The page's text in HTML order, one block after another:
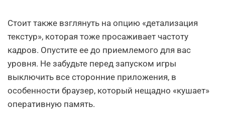
Стоит также взглянуть на опцию «детализация
текстур», которая тоже просаживает частоту
кадров. Опустите ее до приемлемого для вас
уровня. Не забудьте перед запуском игры
выключить все сторонние приложения, в
особенности браузер, который нещадно «кушает»
оперативную память.